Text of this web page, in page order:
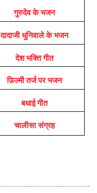
गुरुदेव के भजन
दादाजी धुनिवाले के भजन
देश भक्ति गीत
फ़िल्मी तर्ज पर भजन
बधाई गीत
चालीसा संग्रह